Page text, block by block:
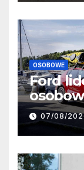
OSOBOWE
Ford
07/08/